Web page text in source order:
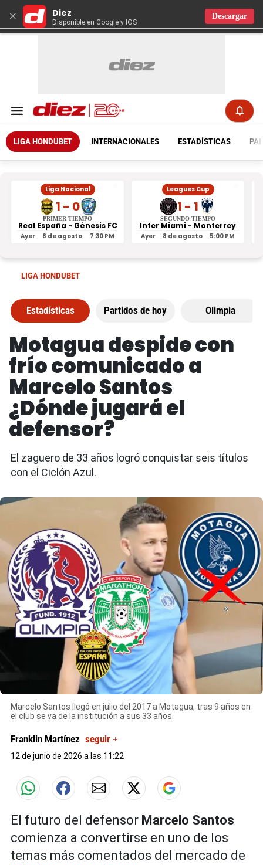
× Diez
Disponible en Google y IOS
Descargar
LIGA HONDUBET INTERNACIONALES ESTADÍSTICAS
Liga Nacional
1 - 0
PRIMER TIEMPO
Real España - Génesis FC
Ayer 8 de agosto 7:30 PM
Leagues Cup
1 - 1
SEGUNDO TIEMPO
Inter Miami - Monterrey
Ayer 8 de agosto 5:00 PM
LIGA HONDUBET
Estadísticas Partidos de hoy Olimpia
Motagua despide con
frío comunicado a
Marcelo Santos
¿Dónde jugará el
defensor?
El zaguero de 33 años logró conquistar seis títulos
con el Ciclón Azul.
Marcelo Santos llegó en julio del 2017 a Motagua, tras 9 años en
el club se va de la institución a sus 33 años.
X
Franklin Martínez seguir +
12 de junio de 2026 a las 11:22
El futuro del defensor Marcelo Santos
comienza a convertirse en uno de los
temas más comentados del mercado de